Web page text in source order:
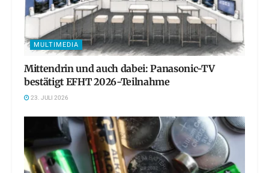
MULTIMEDIA
Mittendrin und auch dabei: Panasonic-TV
bestätigt EFHT 2026-Teilnahme
23. JULI 2026